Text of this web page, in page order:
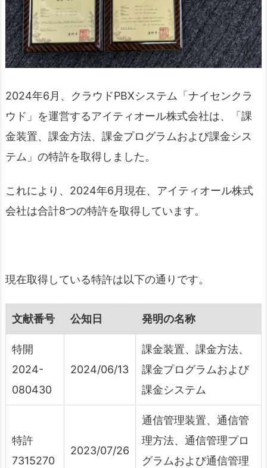
2024年6月、クラウドPBXシステム「ナイセンクラ
ウド」を運営するアイティオール株式会社は、「課
金装置、課金方法、課金プログラムおよび課金シス
テム」の特許を取得しました。
これにより、2024年6月現在、アイティオール株式
会社は合計8つの特許を取得しています。
現在取得している特許は以下の通りです。
文献番号 公知日 発明の名称
特開
2024-
080430
2024/06/13
課金装置、課金方法、
課金プログラムおよび
課金システム
特許
7315270
2023/07/26
通信管理装置、通信管
理方法、通信管理プロ
グラムおよび通信管理